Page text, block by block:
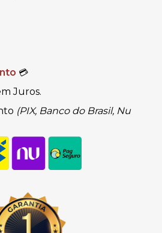
💳
Juros.
(PIX, Banco do Brasil, Nu